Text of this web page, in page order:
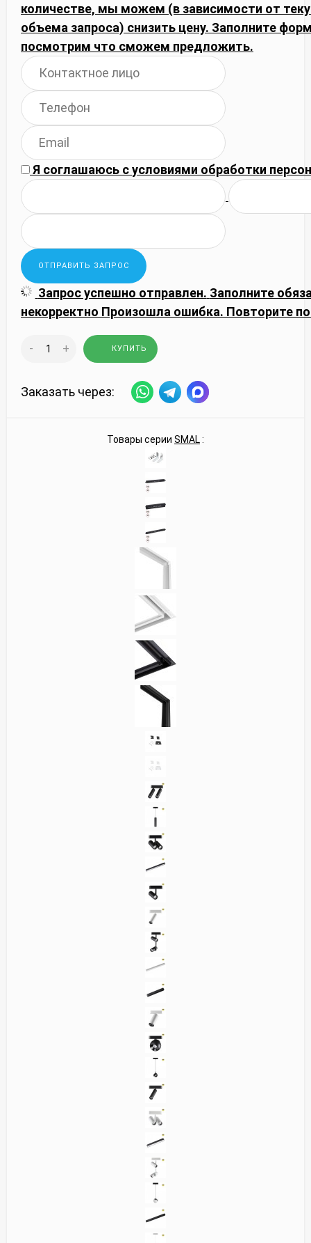
количестве, мы можем (в зависимости от
объема запроса) снизить цену. Заполните
посмотрим что сможем предложить.
Я соглашаюсь сусловиями обработки
Запрос успешно отправлен. Заполните
некорректно Произошла ошибка. Повторите
- + КУПИТЬ
Заказать через:
Товары серии SMAL: